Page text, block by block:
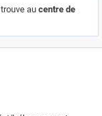
au centre de